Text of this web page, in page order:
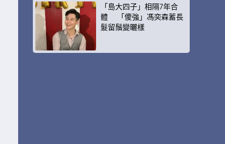
「島大四子」相隔7年合
體 「傻強」馮奕森蓄長
髮留鬚變曬樣